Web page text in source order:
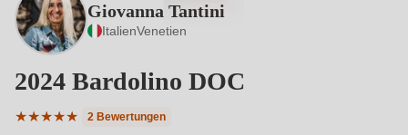
Giovanna Tantini
ItalienVenetien
2024 Bardolino DOC
★★★★★
Durchschnittliche Bewertung von 5 von 5 Sternen
2 Bewertungen